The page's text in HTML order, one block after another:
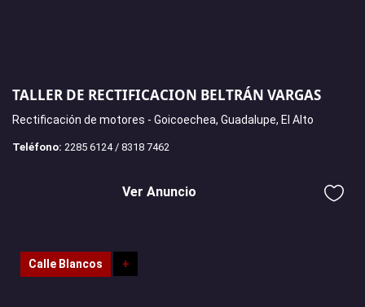
TALLER DE RECTIFICACION BELTRÁN VARGAS
Rectificación de motores - Goicoechea, Guadalupe, El Alto
Teléfono: 2285 6124 / 8318 7462
Ver Anuncio
Calle Blancos +